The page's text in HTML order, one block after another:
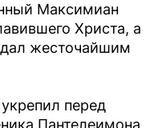
Максимиан
Христа, а
жесточайшим
перед
Пантелеимона